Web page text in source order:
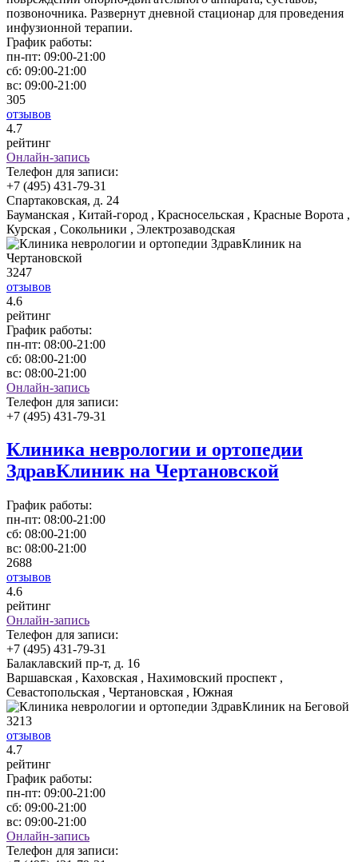
позвоночника. Развернут дневной стационар для проведения
инфузионной терапии.
График работы:
пн-пт: 09:00-21:00
сб: 09:00-21:00
вс: 09:00-21:00
305
отзывов
4.7
рейтинг
Онлайн-запись
Телефон для записи:
+7 (495) 431-79-31
Спартаковская, д. 24
Бауманская , Китай-город , Красносельская , Красные Ворота ,
Курская , Сокольники , Электрозаводская
3247
отзывов
4.6
рейтинг
График работы:
пн-пт: 08:00-21:00
сб: 08:00-21:00
вс: 08:00-21:00
Онлайн-запись
Телефон для записи:
+7 (495) 431-79-31
Клиника неврологии и ортопедии
ЗдравКлиник на Чертановской
График работы:
пн-пт: 08:00-21:00
сб: 08:00-21:00
вс: 08:00-21:00
2688
отзывов
4.6
рейтинг
Онлайн-запись
Телефон для записи:
+7 (495) 431-79-31
Балаклавский пр-т, д. 16
Варшавская , Каховская , Нахимовский проспект ,
Севастопольская , Чертановская , Южная
3213
отзывов
4.7
рейтинг
График работы:
пн-пт: 09:00-21:00
сб: 09:00-21:00
вс: 09:00-21:00
Онлайн-запись
Телефон для записи: